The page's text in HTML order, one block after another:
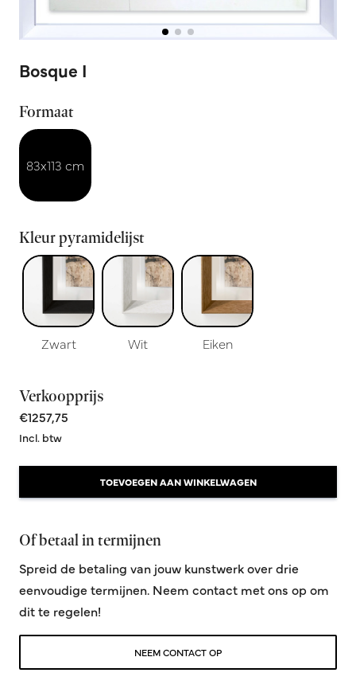
Bosque I
Formaat
83x113 cm
Kleur pyramidelijst
Zwart Wit Eiken
Verkoopprijs
€1257,75
Incl. btw
TOEVOEGEN AAN WINKELWAGEN
Of betaal in termijnen
Spreid de betaling van jouw kunstwerk over drie
eenvoudige termijnen. Neem contact met ons op om
dit te regelen!
NEEM CONTACT OP